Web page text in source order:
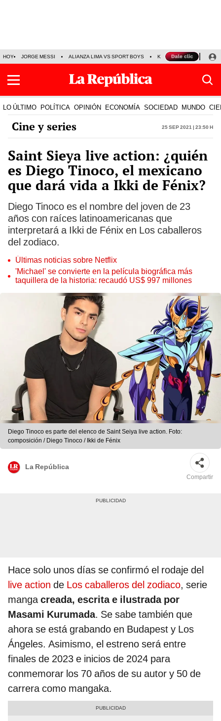
HOY JORGE MESSI ALIANZA LIMA VS SPORT BOYS KENJI FUJIMORI
LO ÚLTIMO POLÍTICA OPINIÓN ECONOMÍA SOCIEDAD MUNDO
Cine y series 25 Sep 2021 | 23:50 h
Saint Sieya live action: ¿quién
es Diego Tinoco, el mexicano
que dará vida a Ikki de Fénix?
Diego Tinoco es el nombre del joven de 23
años con raíces latinoamericanas que
interpretará a Ikki de Fénix en Los caballeros
del zodiaco.
Últimas noticias sobre Netflix
'Michael' se convierte en la película biográfica más
taquillera de la historia: recaudó US$ 997 millones
Diego Tinoco es parte del elenco de Saint Seiya live action. Foto:
composición / Diego Tinoco / Ikki de Fénix
La República
Compartir
Hace solo unos días se confirmó el rodaje del
live action de Los caballeros del zodiaco, serie
mangacreada, escrita e ilustrada por
Masami Kurumada. Se sabe también que
ahora se está grabando en Budapest y Los
Ángeles. Asimismo, el estreno será entre
finales de 2023 e inicios de 2024 para
conmemorar los 70 años de su autor y 50 de
carrera como mangaka.